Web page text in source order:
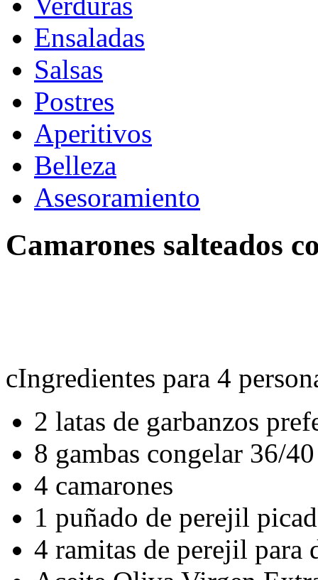
Ensaladas
Salsas
Postres
Aperitivos
Belleza
Asesoramiento
Camarones salteados
cIngredientes para 4
2 latas de garbanzos
8 gambas congelar 36/40
4 camarones
1 puñado de perejil
4 ramitas de perejil para